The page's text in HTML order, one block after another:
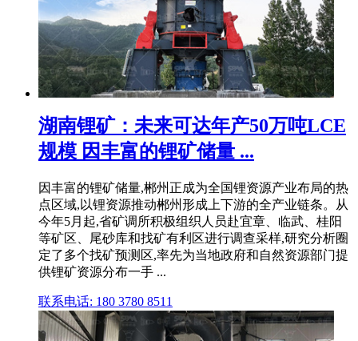
湖南锂矿：未来可达年产50万吨LCE
规模 因丰富的锂矿储量 ...
因丰富的锂矿储量,郴州正成为全国锂资源产业布局的热
点区域,以锂资源推动郴州形成上下游的全产业链条。从
今年5月起,省矿调所积极组织人员赴宜章、临武、桂阳
等矿区、尾砂库和找矿有利区进行调查采样,研究分析圈
定了多个找矿预测区,率先为当地政府和自然资源部门提
供锂矿资源分布一手 ...
联系电话: 180 3780 8511